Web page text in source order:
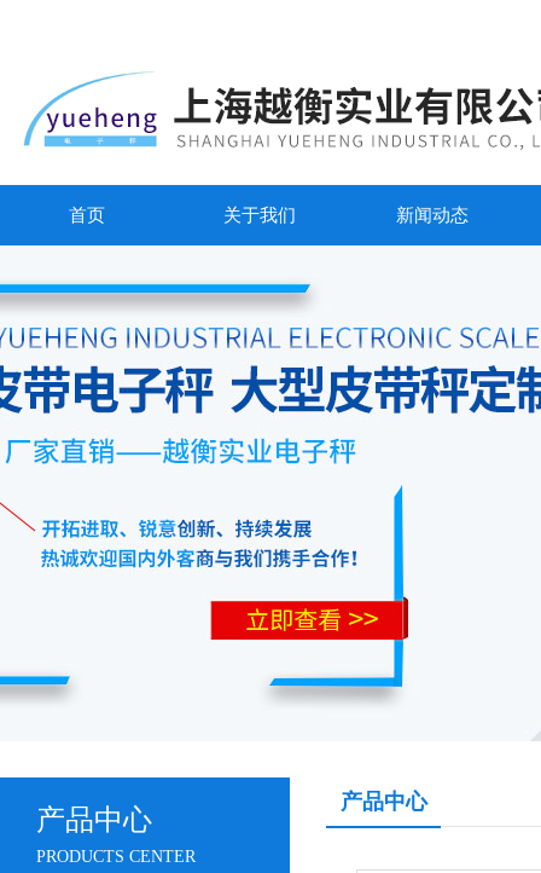
首页 关于我们 新闻动态
产品中心
PRODUCTS CENTER
产品中心